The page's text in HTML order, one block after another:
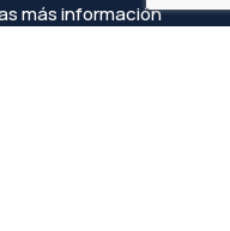
más información